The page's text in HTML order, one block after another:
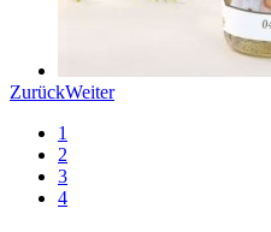
ZurückWeiter
1
2
3
4